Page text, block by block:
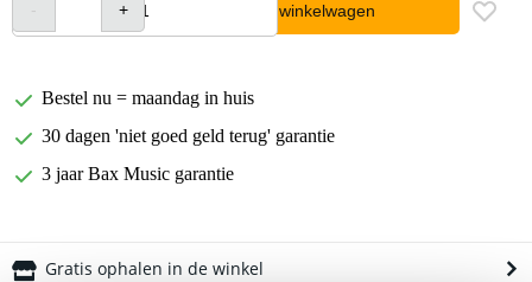
In winkelwagen
Bestel nu = maandag in huis
30 dagen 'niet goed geld terug' garantie
3 jaar Bax Music garantie
Gratis ophalen in de winkel